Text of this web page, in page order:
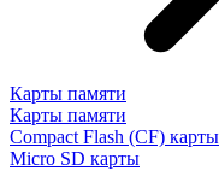
Карты памяти
Карты памяти
Compact Flash (CF) карты
Micro SD карты